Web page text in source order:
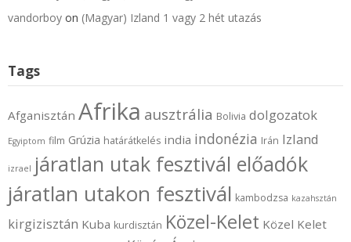
vandorboy on (Magyar) Izland 1 vagy 2 hét utazás
Tags
Afganisztán Afrika ausztrália Bolivia dolgozatok
Egyiptom film Grúzia határátkelés india indonézia Irán Izland
izrael járatlan utak fesztivál előadók
járatlan utakon fesztivál kambodzsa kazahsztán
kirgizisztán Kuba kurdisztán Közel-Kelet Közel Kelet